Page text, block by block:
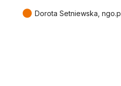
● Dorota Setniewska, ngo.pl